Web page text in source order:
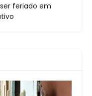
feriado em